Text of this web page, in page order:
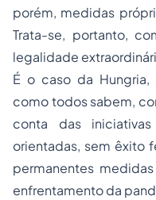
porém, medidas
Trata-se, portanto,
legalidade
É o caso da Hungria,
como todos sabem,
conta das
orientadas, sem êxito
permanentes
enfrentamento da